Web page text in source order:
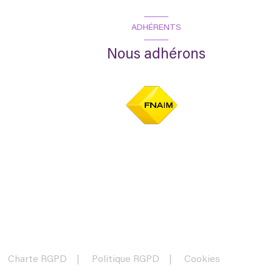
ADHÉRENTS
Nous adhérons
Charte RGPD Politique RGPD Cookies